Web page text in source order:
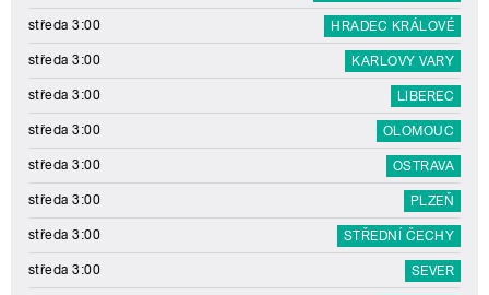
středa 3:00 HRADEC KRÁLOVÉ
středa 3:00 KARLOVY VARY
středa 3:00 LIBEREC
středa 3:00 OLOMOUC
středa 3:00 OSTRAVA
středa 3:00 PLZEŇ
středa 3:00 STŘEDNÍ ČECHY
středa 3:00 SEVER